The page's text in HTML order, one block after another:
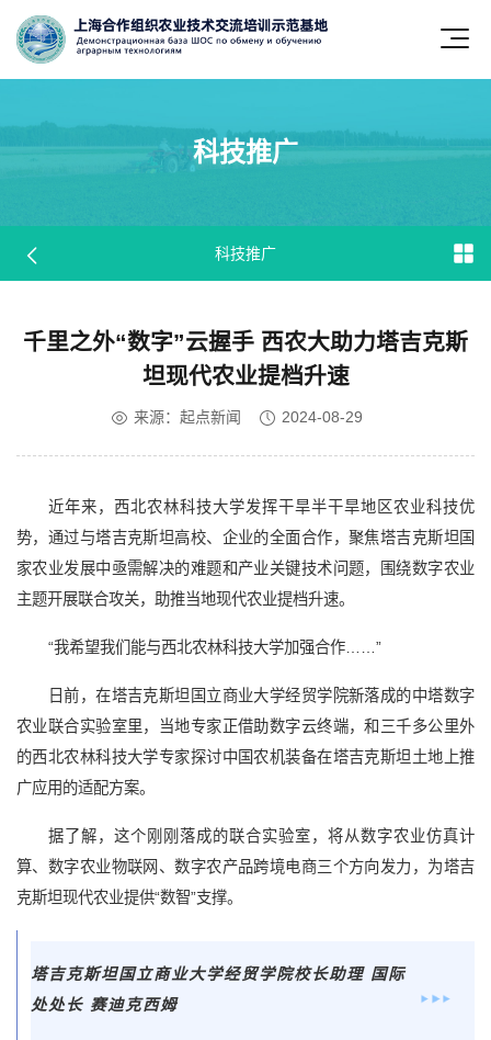
科技推广
科技推广
科技推广
科技推广
科技推广
科技推广
科技推广
科技推广
科技推广
科技推广
科技推广
科技推广
科技推广
科技推广
科技推广
科技推广
科技推广
科技推广
科技推广
科技推广
科技推广
科技推广
科技推广
科技推广
科技推广
科技推广
科技推广
科技推广
科技推广
科技推广
科技推广
科技推广
科技推广
科技推广
科技推广
科技推广
科技推广
科技推广
科技推广
科技推广
科技推广
科技推广
科技推广
科技推广
科技推广
科技推广
科技推广
科技推广
科技推广
科技推广
科技推广
科技推广
科技推广
科技推广
科技推广
科技推广
科技推广
科技推广
科技推广
科技推广
科技推广
科技推广
科技推广
科技推广
科技推广
科技推广